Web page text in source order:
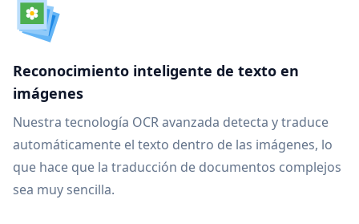
Reconocimiento inteligente de texto en
imágenes
Nuestra tecnología OCR avanzada detecta y traduce
automáticamente el texto dentro de las imágenes, lo
que hace que la traducción de documentos complejos
sea muy sencilla.